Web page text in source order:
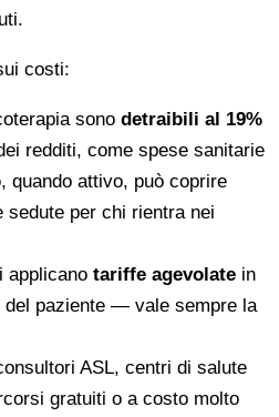
costi:
sono detraibili al 19%
redditi, come spese sanitarie
, quando attivo, può coprire
sedute per chi rientra nei
applicano tariffe agevolate in
del paziente — vale sempre la
ASL, centri di salute
gratuiti o a costo molto